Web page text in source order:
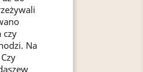
czy
Na